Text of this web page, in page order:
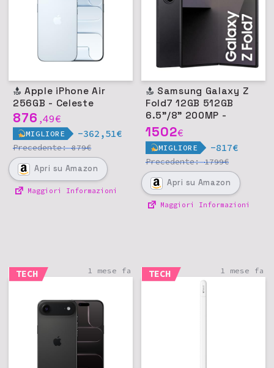
Apple iPhone Air
256GB - Celeste
876 ,49€
MIGLIORE -362,51€
Precedente:879€
Apri su Amazon
Maggiori Informazioni
Fold7 12GB 512GB
6.5"/8" 200MP -
Jetblack
1502€
MIGLIORE -817€
Precedente:1799€
Apri su Amazon
Maggiori Informazioni
TECH 1 mese fa TECH 1 mese fa